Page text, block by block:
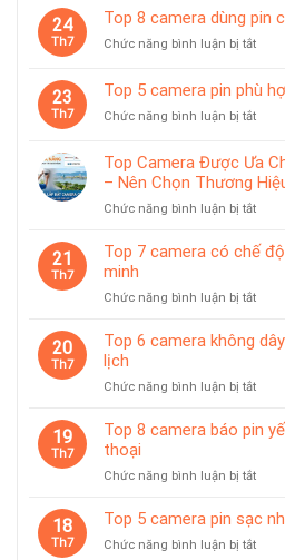
vàng
giá
từ
tiện
6
có
sạc
24
Th7
Top 8 camera dùng pin
Chức năng bình luận bị tắtở
8
dùng
nước
IP65
23
Th7
Top 5 camera pin phù
Chức năng bình luận bị tắtở
5
pin
phù
giám
thời
Top Camera Được Ưa
– Nên Chọn Thương
Chức năng bình luận bị tắtở
Được
Đà
Chọn
Hiệu
21
Th7
Top 7 camera có chế
minh
Chức năng bình luận bị tắtở
chế
tiết
20
Th7
Top 6 camera không
lịch
Chức năng bình luận bị tắtở
6
dây
dùng
19
Th7
Top 8 camera báo pin
thoại
Chức năng bình luận bị tắtở
8
báo
18
Th7
Top 5 camera pin sạc
Chức năng bình luận bị tắtở